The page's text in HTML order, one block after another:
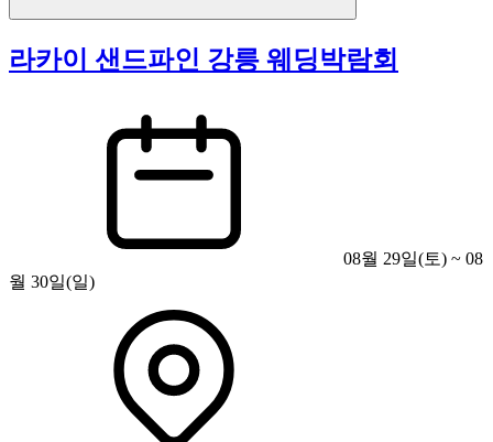
라카이 샌드파인 강릉 웨딩박람회
08월 29일(토) ~ 08
월 30일(일)